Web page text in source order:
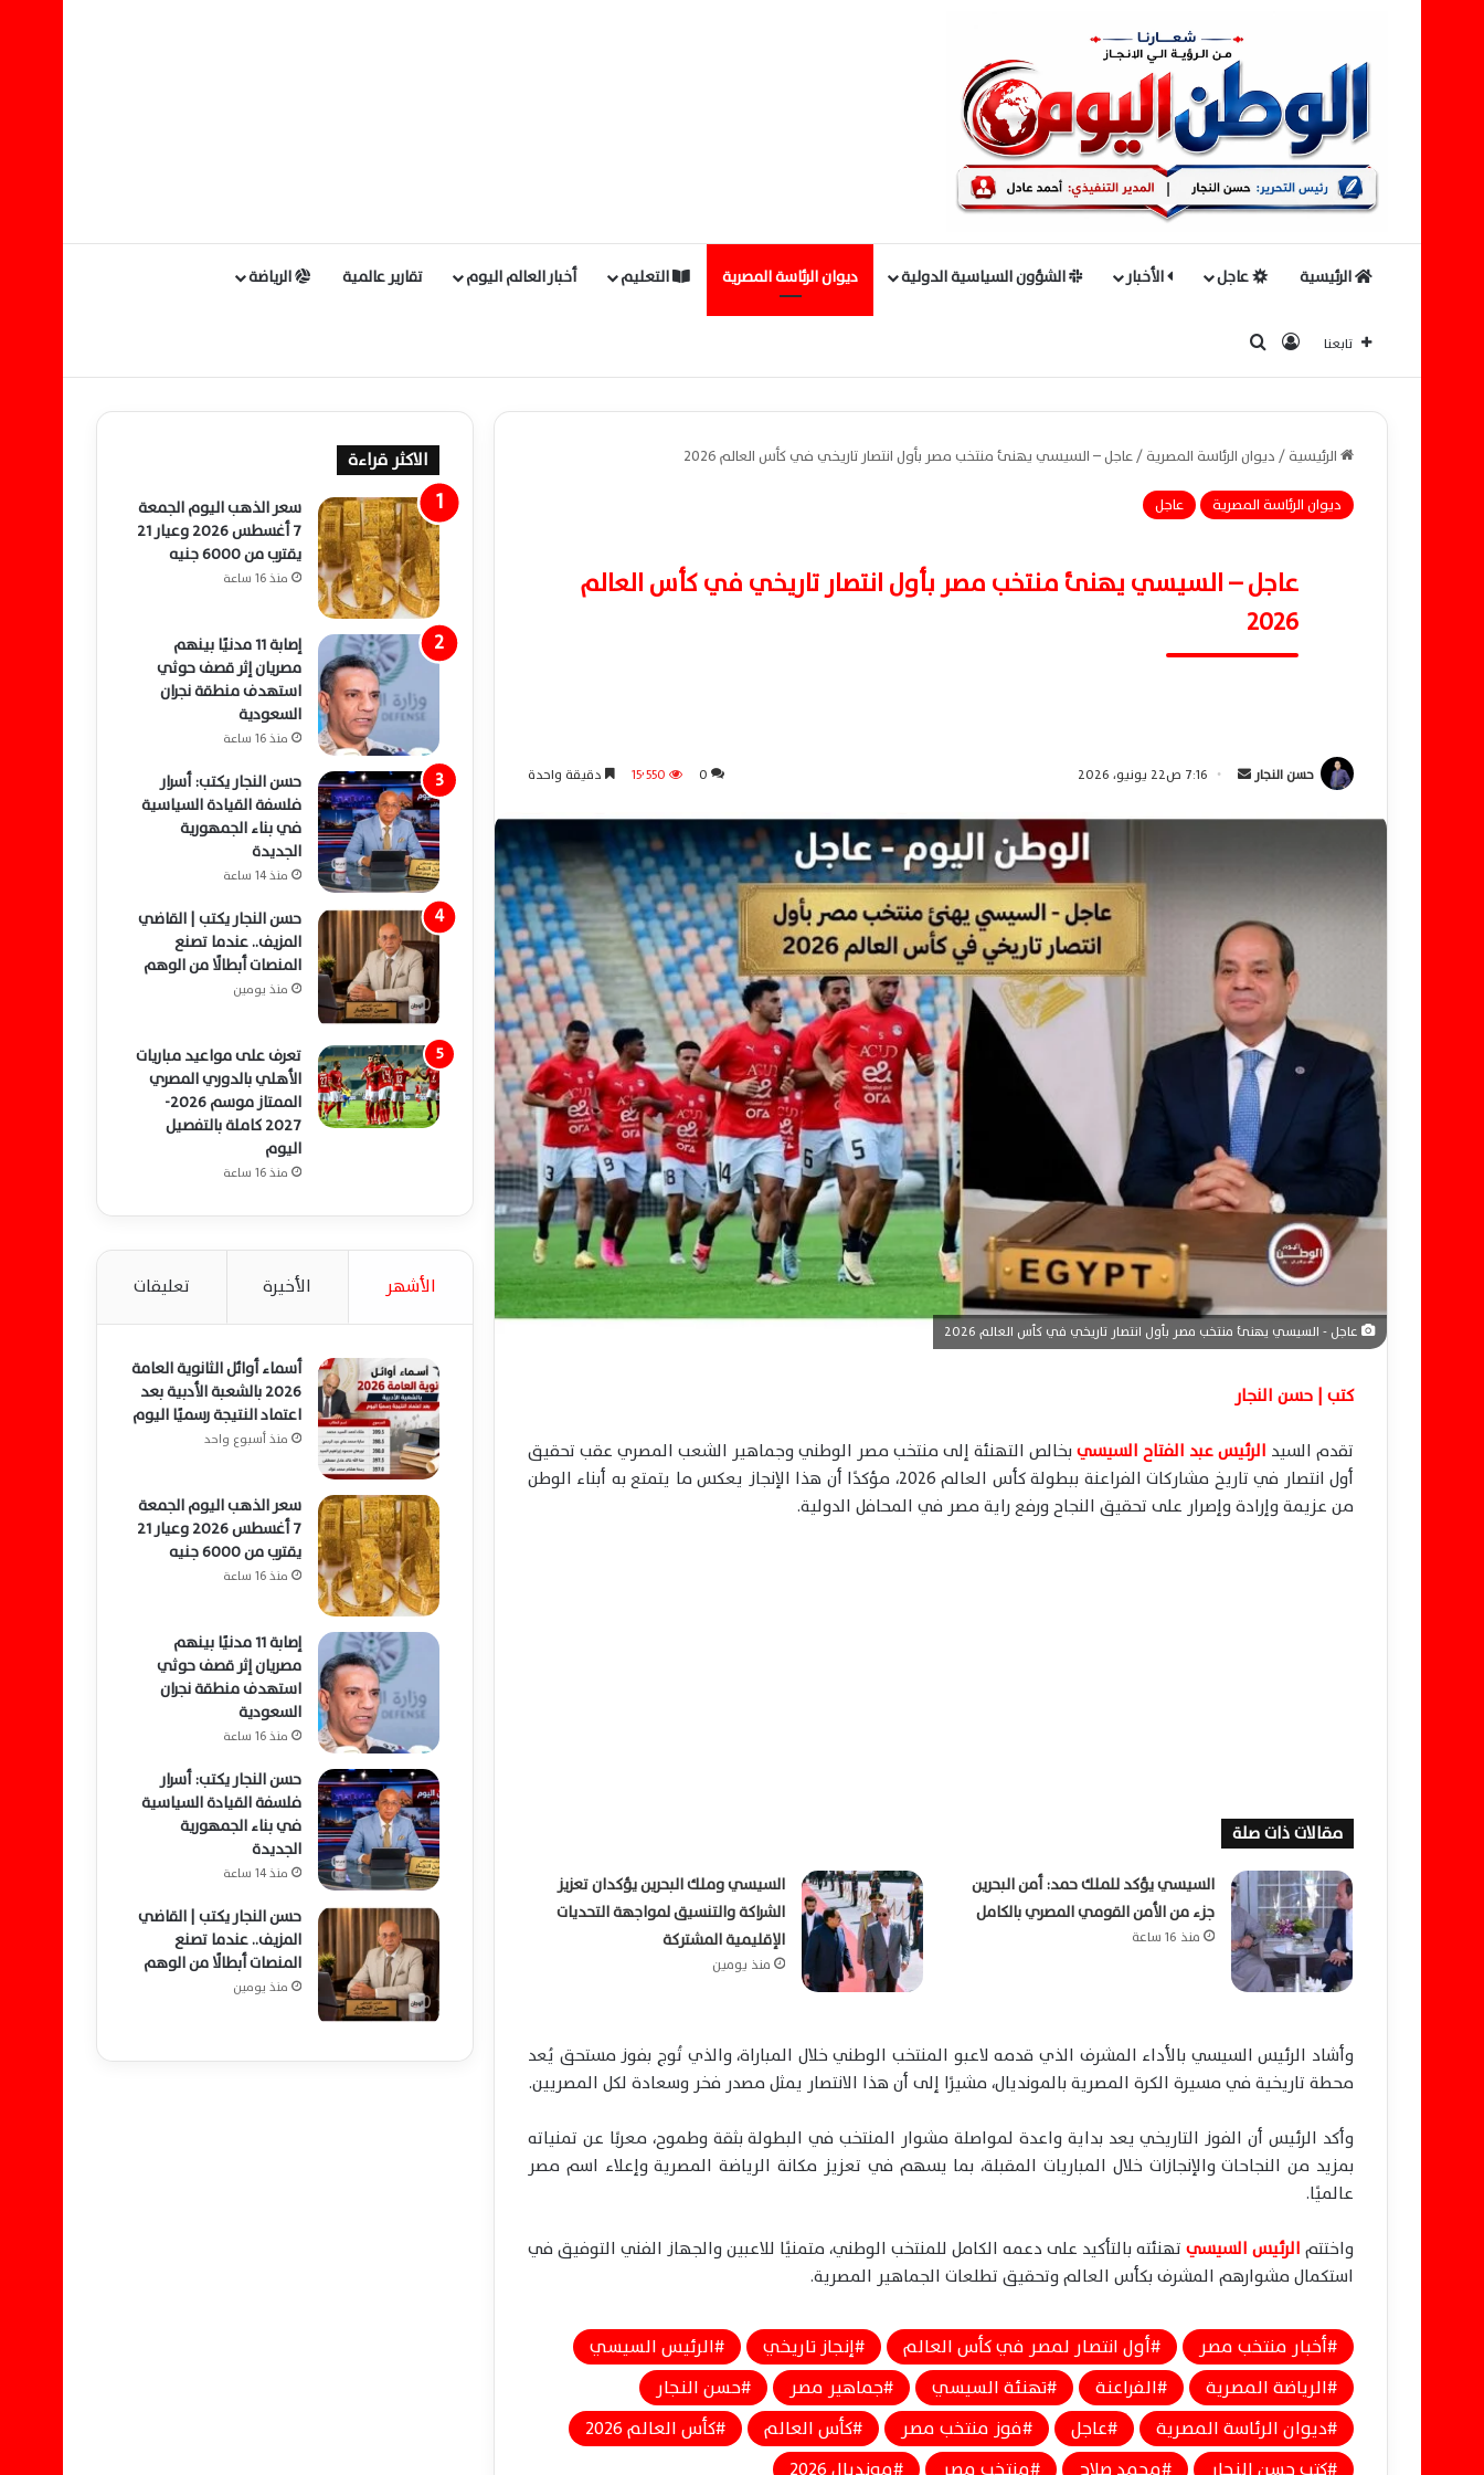
الرئيسية عاجل الأخبار الشؤون السياسية الدولية ديوان الرئاسة المصرية التعليم أخبار العالم اليوم تقارير عالمية الرياضة
تابعنا تسجيل الدخول
الرئيسية/ديوان الرئاسة المصرية/عاجل – السيسي يهنئ منتخب مصر بأول انتصار تاريخي في كأس العالم 2026
ديوان الرئاسة المصرية
عاجل
عاجل – السيسي يهنئ منتخب مصر بأول انتصار تاريخي في كأس العالم
2026
حسن النجار
ي
د
ا
إ
ل
ك
ت
ر
و
ن
ي
7:16 ص22 يونيو، 2026 0 15٬550 دقيقة واحدة
عاجل - السيسي يهنئ منتخب مصر بأول انتصار تاريخي في كأس العالم 2026
كتب | حسن النجار
تقدم السيد الرئيس عبد الفتاح السيسي بخالص التهنئة إلى منتخب مصر الوطني وجماهير الشعب المصري عقب تحقيق
أول انتصار في تاريخ مشاركات الفراعنة ببطولة كأس العالم 2026، مؤكدًا أن هذا الإنجاز يعكس ما يتمتع به أبناء الوطن
من عزيمة وإرادة وإصرار على تحقيق النجاح ورفع راية مصر في المحافل الدولية.
مقالات ذات صلة
السيسي يؤكد للملك حمد: أمن البحرين
جزء من الأمن القومي المصري بالكامل
منذ 16 ساعة
السيسي وملك البحرين يؤكدان تعزيز
الشراكة والتنسيق لمواجهة التحديات
الإقليمية المشتركة
منذ يومين
وأشاد الرئيس السيسي بالأداء المشرف الذي قدمه لاعبو المنتخب الوطني خلال المباراة، والذي تُوج بفوز مستحق يُعد
محطة تاريخية في مسيرة الكرة المصرية بالمونديال، مشيرًا إلى أن هذا الانتصار يمثل مصدر فخر وسعادة لكل المصريين.
وأكد الرئيس أن الفوز التاريخي يعد بداية واعدة لمواصلة مشوار المنتخب في البطولة بثقة وطموح، معربًا عن تمنياته
بمزيد من النجاحات والإنجازات خلال المباريات المقبلة، بما يسهم في تعزيز مكانة الرياضة المصرية وإعلاء اسم مصر
عالميًا.
واختتم الرئيس السيسي تهنئته بالتأكيد على دعمه الكامل للمنتخب الوطني، متمنيًا للاعبين والجهاز الفني التوفيق في
استكمال مشوارهم المشرف بكأس العالم وتحقيق تطلعات الجماهير المصرية.
أخبار منتخب مصر أول انتصار لمصر في كأس العالم إنجاز تاريخي
الرئيس السيسي
الرياضة المصرية
الفراعنة تهنئة السيسي جماهير مصر
حسن النجار
ديوان الرئاسة المصرية
عاجل فوز منتخب مصر كأس العالم
كأس العالم 2026
الاكثر قراءة
سعر الذهب اليوم الجمعة
7 أغسطس 2026 وعيار 21
يقترب من 6000 جنيه
منذ 16 ساعة
إصابة 11 مدنيًا بينهم
مصريان إثر قصف حوثي
استهدف منطقة نجران
السعودية
منذ 16 ساعة
حسن النجار يكتب: أسرار
فلسفة القيادة السياسية
في بناء الجمهورية
الجديدة
منذ 14 ساعة
حسن النجار يكتب | القاضي
المزيف.. عندما تصنع
المنصات أبطالًا من الوهم
منذ يومين
تعرف على مواعيد مباريات
الأهلي بالدوري المصري
الممتاز موسم 2026-
2027 كاملة بالتفصيل
اليوم
منذ 16 ساعة
الأشهر الأخيرة تعليقات
أسماء أوائل الثانوية العامة
2026 بالشعبة الأدبية بعد
اعتماد النتيجة رسميًا اليوم
منذ أسبوع واحد
سعر الذهب اليوم الجمعة
7 أغسطس 2026 وعيار 21
يقترب من 6000 جنيه
منذ 16 ساعة
إصابة 11 مدنيًا بينهم
مصريان إثر قصف حوثي
استهدف منطقة نجران
السعودية
منذ 16 ساعة
حسن النجار يكتب: أسرار
فلسفة القيادة السياسية
في بناء الجمهورية
الجديدة
منذ 14 ساعة
حسن النجار يكتب | القاضي
المزيف.. عندما تصنع
المنصات أبطالًا من الوهم
منذ يومين